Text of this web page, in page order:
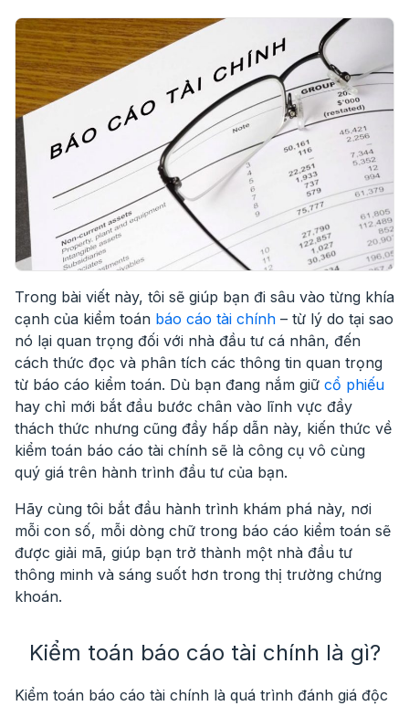
Trong bài viết này, tôi sẽ giúp bạn đi sâu vào từng khía
cạnh của kiểm toán báo cáo tài chính – từ lý do tại sao
nó lại quan trọng đối với nhà đầu tư cá nhân, đến
cách thức đọc và phân tích các thông tin quan trọng
từ báo cáo kiểm toán. Dù bạn đang nắm giữ cổ phiếu
hay chỉ mới bắt đầu bước chân vào lĩnh vực đầy
thách thức nhưng cũng đầy hấp dẫn này, kiến thức về
kiểm toán báo cáo tài chính sẽ là công cụ vô cùng
quý giá trên hành trình đầu tư của bạn.
Hãy cùng tôi bắt đầu hành trình khám phá này, nơi
mỗi con số, mỗi dòng chữ trong báo cáo kiểm toán sẽ
được giải mã, giúp bạn trở thành một nhà đầu tư
thông minh và sáng suốt hơn trong thị trường chứng
khoán.
Kiểm toán báo cáo tài chính là gì?
Kiểm toán báo cáo tài chính là quá trình đánh giá độc